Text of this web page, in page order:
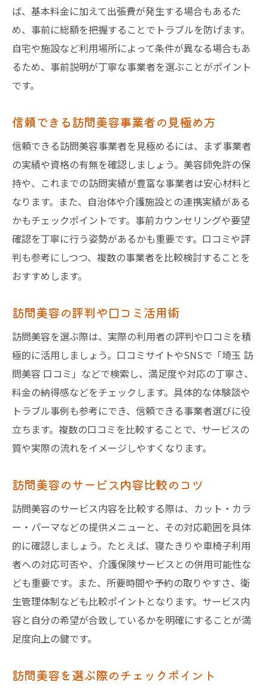
ば、基本料金に加えて出張費が発生する場合もあるた
め、事前に総額を把握することでトラブルを防げます。
自宅や施設など利用場所によって条件が異なる場合もあ
るため、事前説明が丁寧な事業者を選ぶことがポイント
です。
信頼できる訪問美容事業者の見極め方
信頼できる訪問美容事業者を見極めるには、まず事業者
の実績や資格の有無を確認しましょう。美容師免許の保
持や、これまでの訪問実績が豊富な事業者は安心材料と
なります。また、自治体や介護施設との連携実績がある
かもチェックポイントです。事前カウンセリングや要望
確認を丁寧に行う姿勢があるかも重要です。口コミや評
判も参考にしつつ、複数の事業者を比較検討することを
おすすめします。
訪問美容の評判や口コミ活用術
訪問美容を選ぶ際は、実際の利用者の評判や口コミを積
極的に活用しましょう。口コミサイトやSNSで「埼玉 訪
問美容 口コミ」などで検索し、満足度や対応の丁寧さ、
料金の納得感などをチェックします。具体的な体験談や
トラブル事例も参考にでき、信頼できる事業者選びに役
立ちます。複数の口コミを比較することで、サービスの
質や実際の流れをイメージしやすくなります。
訪問美容のサービス内容比較のコツ
訪問美容のサービス内容を比較する際は、カット・カラ
ー・パーマなどの提供メニューと、その対応範囲を具体
的に確認しましょう。たとえば、寝たきりや車椅子利用
者への対応可否や、介護保険サービスとの併用可能性な
ども重要です。また、所要時間や予約の取りやすさ、衛
生管理体制なども比較ポイントとなります。サービス内
容と自分の希望が合致しているかを明確にすることが満
足度向上の鍵です。
訪問美容を選ぶ際のチェックポイント